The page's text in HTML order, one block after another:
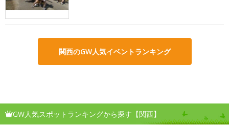
関西のGW人気イベントランキング
GW人気スポットランキングから探す【関西】